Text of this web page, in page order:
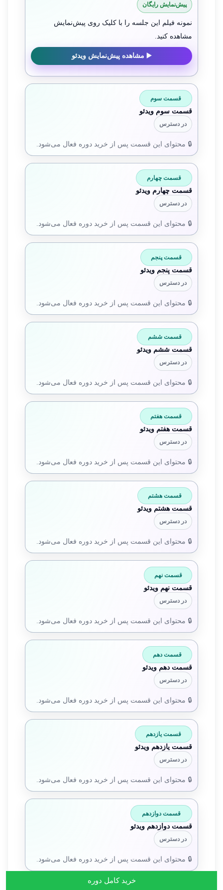
پیش‌نمایش رایگان
نمونه فیلم این جلسه را با کلیک روی پیش‌نمایش
مشاهده کنید.
▶️ مشاهده پیش‌نمایش ویدئو
قسمت سوم
قسمت سوم ویدئو
در دسترس
🔒 محتوای این قسمت پس از خرید دوره فعال می‌شود.
قسمت چهارم
قسمت چهارم ویدئو
در دسترس
🔒 محتوای این قسمت پس از خرید دوره فعال می‌شود.
قسمت پنجم
قسمت پنجم ویدئو
در دسترس
🔒 محتوای این قسمت پس از خرید دوره فعال می‌شود.
قسمت ششم
قسمت ششم ویدئو
در دسترس
🔒 محتوای این قسمت پس از خرید دوره فعال می‌شود.
قسمت هفتم
قسمت هفتم ویدئو
در دسترس
🔒 محتوای این قسمت پس از خرید دوره فعال می‌شود.
قسمت هشتم
قسمت هشتم ویدئو
در دسترس
🔒 محتوای این قسمت پس از خرید دوره فعال می‌شود.
قسمت نهم
قسمت نهم ویدئو
در دسترس
🔒 محتوای این قسمت پس از خرید دوره فعال می‌شود.
قسمت دهم
قسمت دهم ویدئو
در دسترس
🔒 محتوای این قسمت پس از خرید دوره فعال می‌شود.
قسمت یازدهم
قسمت یازدهم ویدئو
در دسترس
🔒 محتوای این قسمت پس از خرید دوره فعال می‌شود.
قسمت دوازدهم
قسمت دوازدهم ویدئو
در دسترس
🔒 محتوای این قسمت پس از خرید دوره فعال می‌شود.
خرید کامل دوره